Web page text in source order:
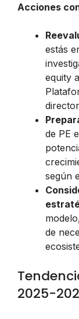
Acciones
estás
equity
de PE
según
de
2025-